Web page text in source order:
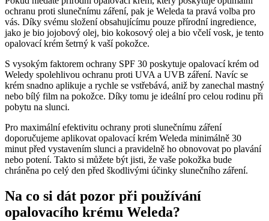
ochranu proti slunečnímu záření, pak je Weleda ta pravá volba pro
vás. Díky svému složení obsahujícímu pouze přírodní ingredience,
jako je bio jojobový olej, bio kokosový olej a bio včelí vosk, je tento
opalovací krém šetrný k vaší pokožce.
S vysokým faktorem ochrany SPF 30 poskytuje opalovací krém od
Weledy spolehlivou ochranu proti UVA a UVB záření. Navíc se
krém snadno aplikuje a rychle se vstřebává, aniž by zanechal mastný
nebo bílý film na pokožce. Díky tomu je ideální pro celou rodinu při
pobytu na slunci.
Pro maximální efektivitu ochrany proti slunečnímu záření
doporučujeme aplikovat opalovací krém Weleda minimálně 30
minut před vystavením slunci a pravidelně ho obnovovat po plavání
nebo potení. Takto si můžete být jisti, že vaše pokožka bude
chráněna po celý den před škodlivými účinky slunečního záření.
Na co si dát pozor při používání
opalovacího krému Weleda?